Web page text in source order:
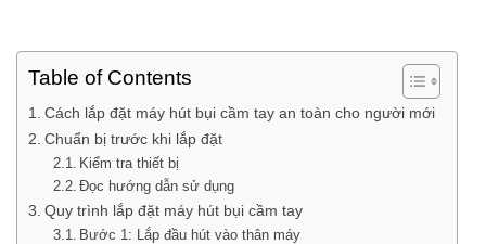
Table of Contents
Cách lắp đặt máy hút bụi cầm tay an toàn cho người mới
Chuẩn bị trước khi lắp đặt
Kiểm tra thiết bị
Đọc hướng dẫn sử dụng
Quy trình lắp đặt máy hút bụi cầm tay
Bước 1: Lắp đầu hút vào thân máy